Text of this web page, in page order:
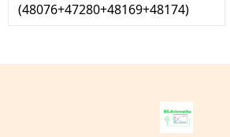
(48076+47280+48169+48174)